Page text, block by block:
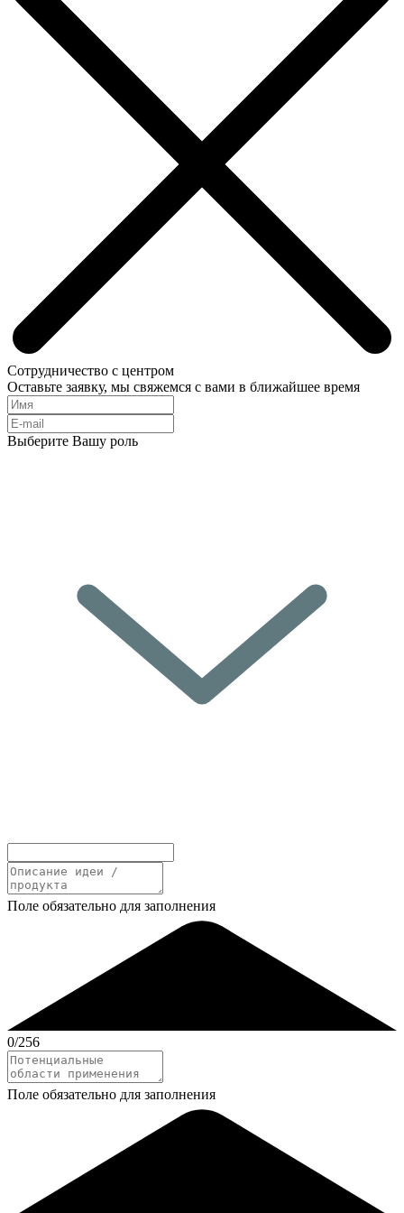
Сотрудничество с центром
Оставьте заявку, мы свяжемся с вами в ближайшее время
Выберите Вашу роль
Поле обязательно для заполнения
0/256
Поле обязательно для заполнения